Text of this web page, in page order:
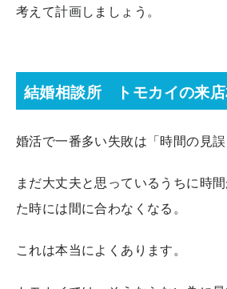
考えて計画しましょう。
結婚相談所 トモカイの来店
婚活で一番多い失敗は「時間の見誤
まだ大丈夫と思っているうちに時
た時には間に合わなくなる。
これは本当によくあります。